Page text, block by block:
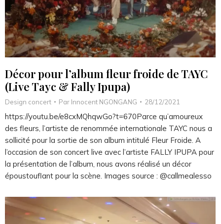
Décor pour l’album fleur froide de TAYC
(Live Tayc & Fally Ipupa)
Design concert Par Innocent NGONGANG 28/12/2021
https://youtu.be/e8cxMQhqwGo?t=670Parce qu’amoureux
des fleurs, l’artiste de renommée internationale TAYC nous a
sollicité pour la sortie de son album intitulé Fleur Froide. A
l’occasion de son concert live avec l’artiste FALLY IPUPA pour
la présentation de l’album, nous avons réalisé un décor
époustouflant pour la scène. Images source : @callmealesso